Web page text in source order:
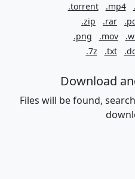
.torrent .mp4
.zip
.rar
.png
.mov
.7z
.txt
Download
Files will be found,